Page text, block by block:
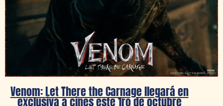
Venom: Let There the Carnage llegará en
exclusiva a cines este 1ro de octubre